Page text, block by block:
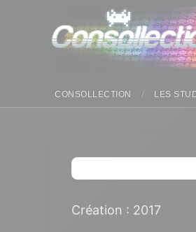
CONSOLLECTION LES
Création : 2017
Panneau de gestion des cookies